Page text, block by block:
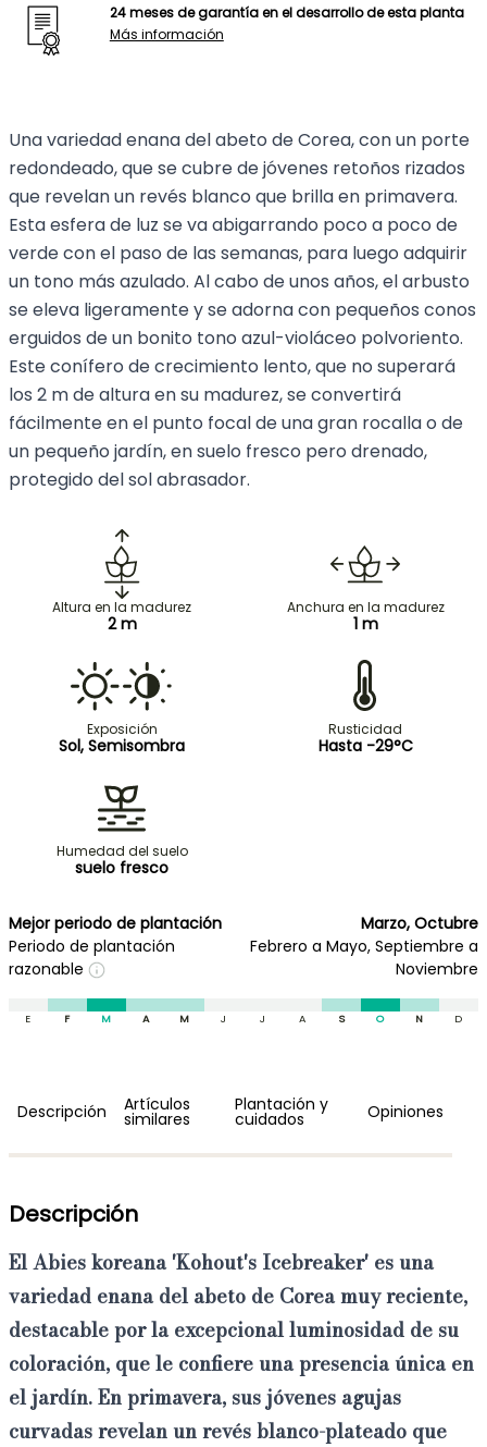
24 meses de garantía en el desarrollo de esta planta
Más información
Una variedad enana del abeto de Corea, con un porte
redondeado, que se cubre de jóvenes retoños rizados
que revelan un revés blanco que brilla en primavera.
Esta esfera de luz se va abigarrando poco a poco de
verde con el paso de las semanas, para luego adquirir
un tono más azulado. Al cabo de unos años, el arbusto
se eleva ligeramente y se adorna con pequeños conos
erguidos de un bonito tono azul-violáceo polvoriento.
Este conífero de crecimiento lento, que no superará
los 2 m de altura en su madurez, se convertirá
fácilmente en el punto focal de una gran rocalla o de
un pequeño jardín, en suelo fresco pero drenado,
protegido del sol abrasador.
Altura en la madurez
2 m
Anchura en la madurez
1 m
Exposición
Sol, Semisombra
Rusticidad
Hasta -29°C
Humedad del suelo
suelo fresco
Mejor periodo de plantación
Marzo, Octubre
Periodo de plantación
razonable
Febrero a Mayo, Septiembre a
Noviembre
E F M A M J J A S O N D
Descripción Artículos
similares
Plantación y
cuidados Opiniones
Descripción
ElAbies koreana 'Kohout's Icebreaker' es una
variedad enanadel abeto de Corea muy reciente,
destacable por la excepcionalluminosidad de su
coloración, que le confiereuna presencia única en
el jardín.En primavera, sus jóvenes agujas
curvadas revelan un revés blanco-plateado que